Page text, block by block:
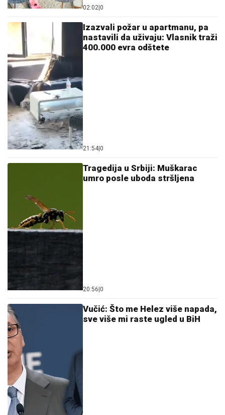
02:02 0
Izazvali požar u apartmanu, pa
nastavili da uživaju: Vlasnik traži
400.000 evra odštete
21:54 0
Tragedija u Srbiji: Muškarac
umro posle uboda stršljena
20:56 0
Vučić: Što me Helez više napada,
sve više mi raste ugled u BiH